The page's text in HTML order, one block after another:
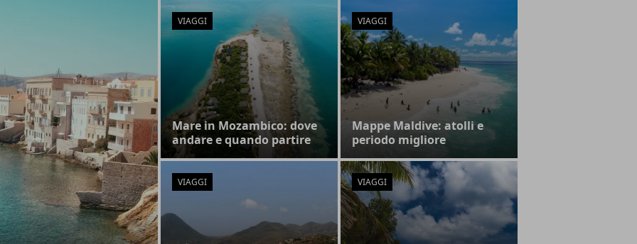
VIAGGI
Mare in Mozambico: dove
andare e quando partire
VIAGGI
Mappe Maldive: atolli e
periodo migliore
VIAGGI VIAGGI